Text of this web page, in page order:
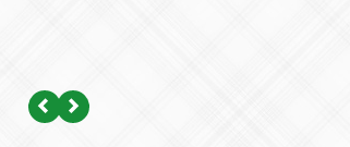
Previous
Next